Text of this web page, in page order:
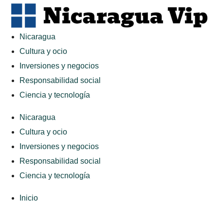
Nicaragua
Cultura y ocio
Inversiones y negocios
Responsabilidad social
Ciencia y tecnología
Nicaragua
Cultura y ocio
Inversiones y negocios
Responsabilidad social
Ciencia y tecnología
Inicio